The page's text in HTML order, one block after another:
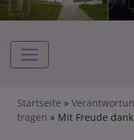
Startseite
tragen
Mit Freude